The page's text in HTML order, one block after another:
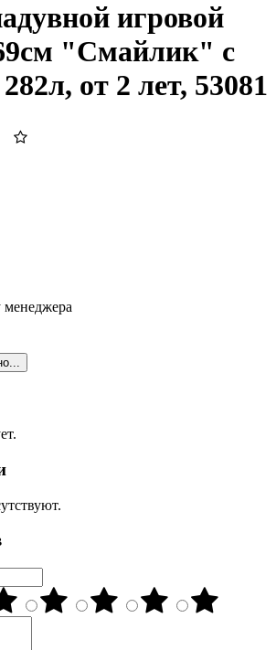
игровой
"Смайлик" с
от 2 лет, 53081
менеджера